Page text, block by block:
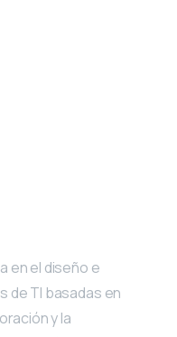
en el diseño e
de TI basadas en
y la